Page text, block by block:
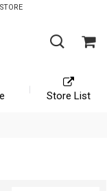
Store List